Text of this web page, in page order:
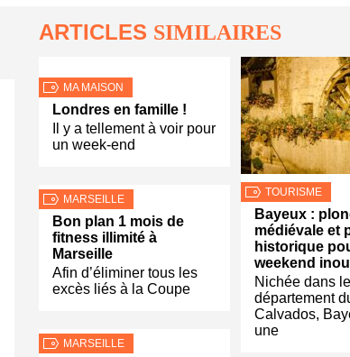
ARTICLES SIMILAIRES
MA MAISON
Londres en famille !
Il y a tellement à voir pour
un week-end
MARSEILLE
Bon plan 1 mois de
fitness illimité à
Marseille
Afin d’éliminer tous les
excès liés à la Coupe
MARSEILLE
TOURISME
Bayeux :
médiévale et
historique
weekend
Nichée dans le
département
Calvados,
une